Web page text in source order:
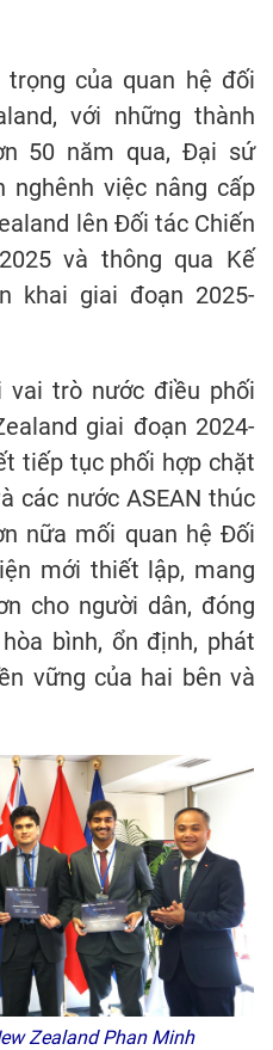
của quan hệ đối
với những thành
50 năm qua, Đại sứ
nghênh việc nâng cấp
lên Đối tác Chiến
và thông qua Kế
khai giai đoạn 2025-
vai trò nước điều phối
giai đoạn 2024-
tiếp tục phối hợp chặt
các nước ASEAN thúc
nữa mối quan hệ Đối
mới thiết lập, mang
cho người dân, đóng
bình, ổn định, phát
vững của hai bên và
Zealand Phan Minh